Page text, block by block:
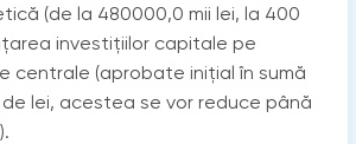
(de la 480000,0 mii lei, la 400
investițiilor capitale pe
centrale (aprobate inițial în sumă
de lei, acestea se vor reduce până